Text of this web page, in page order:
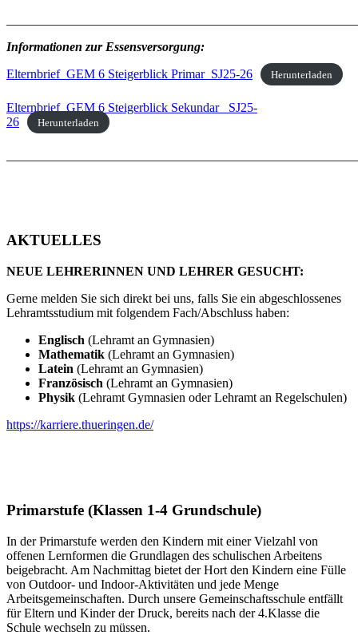
Informationen zur Essensversorgung:
Elternbrief_GEM 6 Steigerblick Primar_SJ25-26
Herunterladen
Elternbrief_GEM 6 Steigerblick Sekundar_ SJ25-
26
Herunterladen
AKTUELLES
NEUE LEHRERINNEN UND LEHRER GESUCHT:
Gerne melden Sie sich direkt bei uns, falls Sie ein abgeschlossenes
Lehramtsstudium mit folgendem Fach/Abschluss haben:
Englisch (Lehramt an Gymnasien)
Mathematik (Lehramt an Gymnasien)
Latein (Lehramt an Gymnasien)
Französisch (Lehramt an Gymnasien)
Physik (Lehramt Gymnasien oder Lehramt an Regelschulen)
https://karriere.thueringen.de/
Primarstufe (Klassen 1-4 Grundschule)
In der Primarstufe werden den Kindern mit einer Vielzahl von
offenen Lernformen die Grundlagen des schulischen Arbeitens
beigebracht. Am Nachmittag bietet der Hort den Kindern eine Fülle
von Outdoor- und Indoor-Aktivitäten und jede Menge
Arbeitsgemeinschaften. Durch unsere Gemeinschaftsschule entfällt
für Eltern und Kinder der Druck, bereits nach der 4.Klasse die
Schule wechseln zu müssen.